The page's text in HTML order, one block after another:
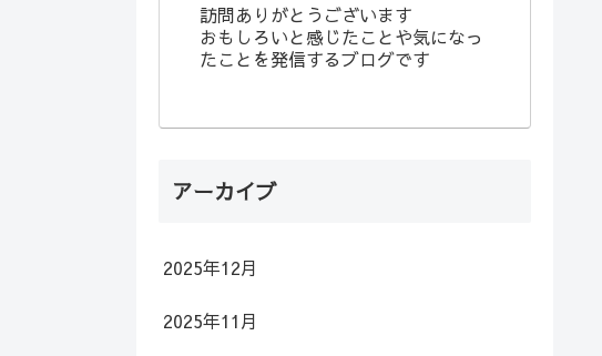
訪問ありがとうございます
おもしろいと感じたことや気になっ
たことを発信するブログです
アーカイブ
2025年12月
2025年11月